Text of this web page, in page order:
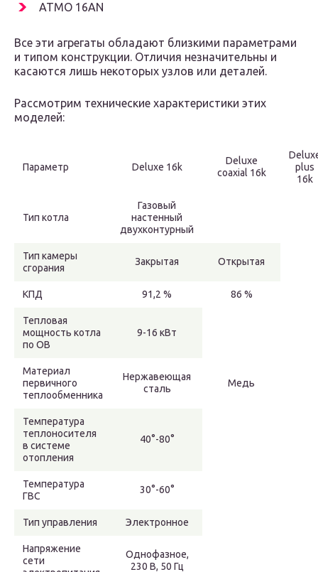
ATMO 16AN
Все эти агрегаты обладают близкими параметрами
и типом конструкции. Отличия незначительны и
касаются лишь некоторых узлов или деталей.
Рассмотрим технические характеристики этих
моделей:
Параметр Deluxe 16k
Deluxe
coaxial 16k
plus
16k
Тип котла
Газовый
настенный
двухконтурный
Тип камеры
сгорания
Закрытая Открытая
КПД 91,2 % 86 %
Тепловая
мощность котла
по ОВ
9-16 кВт
Материал
первичного
теплообменника
Нержавеющая
сталь
Медь
Температура
теплоносителя
в системе
отопления
40°-80°
Температура
ГВС
30°-60°
Тип управления Электронное
Напряжение
сети
Однофазное,
230 В, 50 Гц